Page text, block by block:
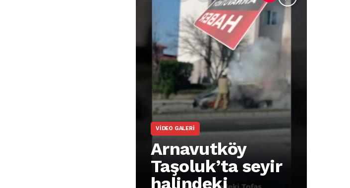
VIDEO GALERI
Arnavutköy
Taşoluk’ta seyir
halindeki